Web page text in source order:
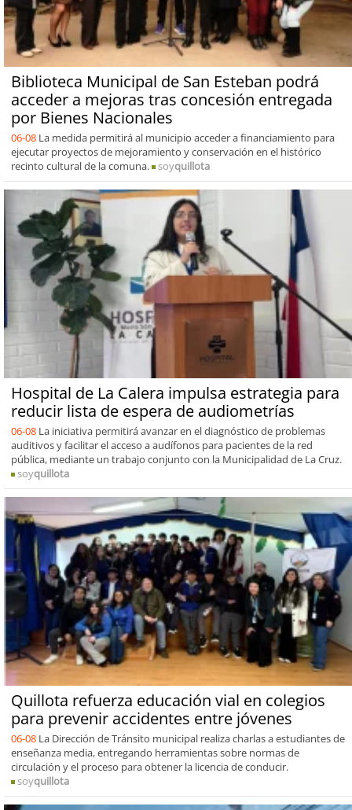
Biblioteca Municipal de San Esteban podrá
acceder a mejoras tras concesión entregada
por Bienes Nacionales
06-08 La medida permitirá al municipio acceder a financiamiento para
ejecutar proyectos de mejoramiento y conservación en el histórico
recinto cultural de la comuna.
soyquillota
Hospital de La Calera impulsa estrategia para
reducir lista de espera de audiometrías
06-08 La iniciativa permitirá avanzar en el diagnóstico de problemas
auditivos y facilitar el acceso a audífonos para pacientes de la red
pública, mediante un trabajo conjunto con la Municipalidad de La Cruz.
soyquillota
Quillota refuerza educación vial en colegios
para prevenir accidentes entre jóvenes
06-08 La Dirección de Tránsito municipal realiza charlas a estudiantes de
enseñanza media, entregando herramientas sobre normas de
circulación y el proceso para obtener la licencia de conducir.
soyquillota